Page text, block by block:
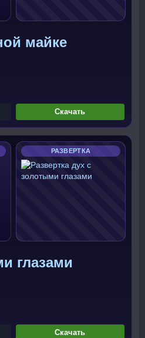
майке
Скачать
РАЗВЕРТКА
глазами
Скачать